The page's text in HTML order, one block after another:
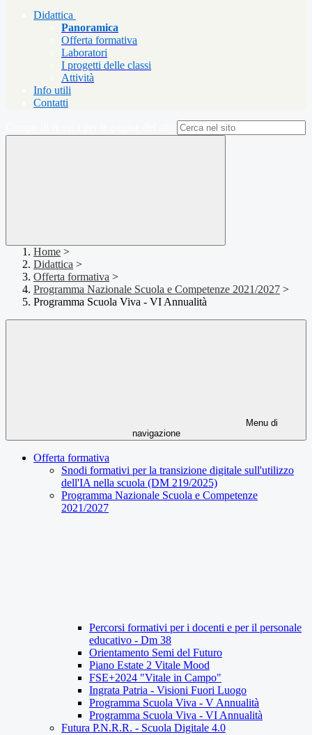
Didattica
Panoramica
Offerta formativa
Laboratori
I progetti delle classi
Attività
Info utili
Contatti
Home >
Didattica >
Offerta formativa >
Programma Nazionale Scuola e Competenze 2021/2027 >
Programma Scuola Viva - VI Annualità
Menu di
navigazione
Offerta formativa
Snodi formativi per la transizione digitale sull'utilizzo
dell'IA nella scuola (DM 219/2025)
Programma Nazionale Scuola e Competenze
2021/2027
Percorsi formativi per i docenti e per il personale
educativo - Dm 38
Orientamento Semi del Futuro
Piano Estate 2 Vitale Mood
FSE+2024 "Vitale in Campo"
Ingrata Patria - Visioni Fuori Luogo
Programma Scuola Viva - V Annualità
Programma Scuola Viva - VI Annualità
Futura P.N.R.R. - Scuola Digitale 4.0